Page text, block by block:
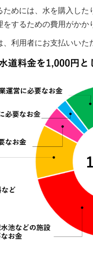
ためには、水を購入し
するための費用がかか
、利用者にお支払いいた